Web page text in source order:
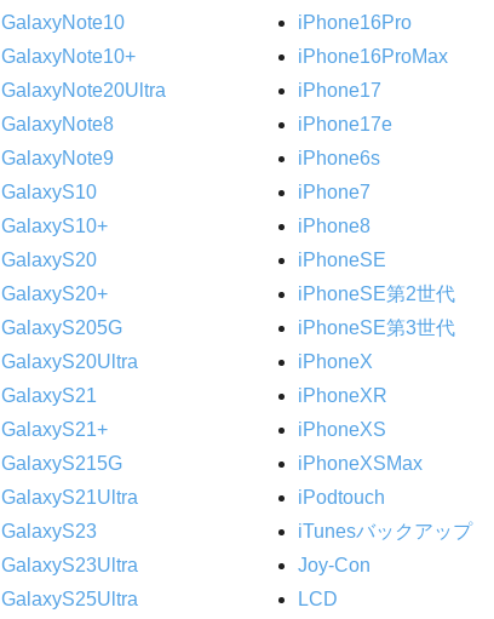
GalaxyNote10
GalaxyNote10+
GalaxyNote20Ultra
GalaxyNote8
GalaxyNote9
GalaxyS10
GalaxyS10+
GalaxyS20
GalaxyS20+
GalaxyS205G
GalaxyS20Ultra
GalaxyS21
GalaxyS21+
GalaxyS215G
GalaxyS21Ultra
GalaxyS23
GalaxyS23Ultra
GalaxyS25Ultra
iPhone16Pro
iPhone16ProMax
iPhone17
iPhone17e
iPhone6s
iPhone7
iPhone8
iPhoneSE
iPhoneSE第2世代
iPhoneSE第3世代
iPhoneX
iPhoneXR
iPhoneXS
iPhoneXSMax
iPodtouch
iTunesバックアップ
Joy-Con
LCD